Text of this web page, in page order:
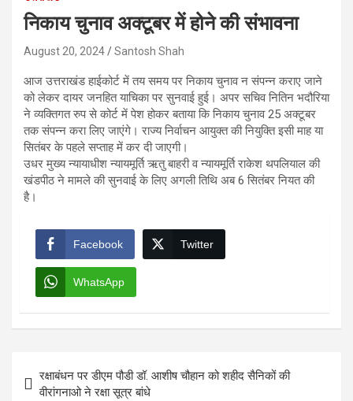
निकाय चुनाव अक्टूबर में होने की संभावना
August 20, 2024 Santosh Shah
आज उत्तराखंड हाईकोर्ट में तय समय पर निकाय चुनाव न संपन्न कराए जाने
को लेकर दायर जनहित याचिका पर सुनवाई हुई। अपर सचिव नितिन भदौरिया
ने व्यक्तिगत रुप से कोर्ट में पेश होकर बताया कि निकाय चुनाव 25 अक्टूबर
तक संपन्न करा लिए जाएंगे। राज्य निर्वाचन आयुक्त की नियुक्ति इसी माह या
सितंबर के पहले सप्ताह में कर दी जाएगी।
उधर मुख्य न्यायाधीश न्यायमूर्ति ऋतु बाहरी व न्यायमूर्ति राकेश थपलियाल की
खंडपीठ ने मामले की सुनवाई के लिए अगली तिथि अब 6 सितंबर नियत की
है।
Facebook Twitter
WhatsApp
navigation
रक्षाबंधन पर डीएम पौडी डॉ. आशीष चौहान को शहीद सैनिकों की
वीरांगनाओ ने रक्षा सूत्र बांधे